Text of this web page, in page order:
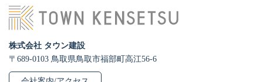
株式会社 タウン建設
〒689-0103 鳥取県鳥取市福部町高江56-6